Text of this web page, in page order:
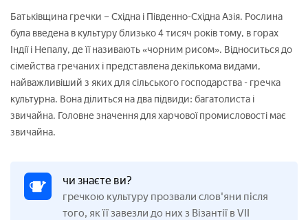
Батьківщина гречки – Східна і Південно-Східна Азія. Рослина
була введена в культуру близько 4 тисяч років тому, в горах
Індії і Непалу, де її називають «чорним рисом». Відноситься до
сімейства гречаних і представлена декількома видами,
найважливіший з яких для сільського господарства - гречка
культурна. Вона ділиться на два підвиди: багатолиста і
звичайна. Головне значення для харчової промисловості має
звичайна.
чи знаєте ви?
гречкою культуру прозвали слов'яни після
того, як її завезли до них з Візантії в VII